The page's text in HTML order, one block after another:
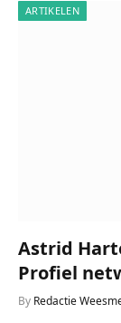
ARTIKELEN
Astrid
Profiel
By Redactie